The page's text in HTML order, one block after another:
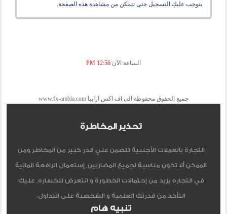
يتوجب عليك التسجيل حتى تتمكن من مشاهدة هذه الصفحة.
الساعة الآن 12:56 PM
جميع الحقوق محفوظة الى اف اكس ارابيا www.fx-arabia.com
تحذير المخاطرة
التجارة بالعملات الأجنبية تتضمن علي قدر كبير من المخاطر ومن
الممكن ألا تكون مناسبة لجميع المضاربين, إستعمال الرافعة المالية
في التجاره يزيد من إحتمالات الخطورة و التعرض للخساره, عليك
التأكد من قدرتك العلمية و الشخصية على التداول.
تنبيه هام